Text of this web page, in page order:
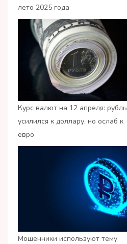
лето 2025 года
Курс валют на 12 апреля: рубль
усилился к доллару, но ослаб к
евро
Мошенники используют тему